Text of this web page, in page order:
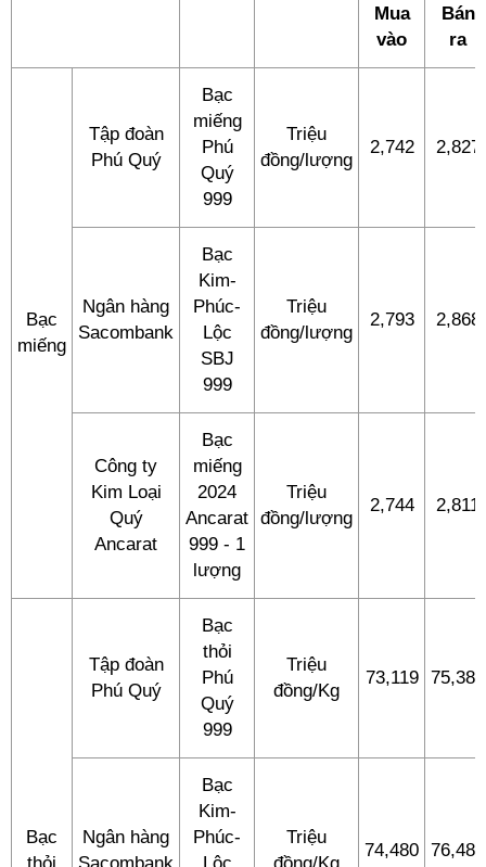
Mua
vào
Bán
ra
Bạc
miếng
Tập đoàn
Phú Quý
Bạc
miếng
Phú
Quý
999
Triệu
đồng/lượng
2,742 2,827
Ngân hàng
Sacombank
Bạc
Kim-
Phúc-
Lộc
SBJ
999
Triệu
đồng/lượng
2,793 2,868
Công ty
Kim Loại
Quý
Ancarat
Bạc
miếng
2024
Ancarat
999 - 1
lượng
Triệu
đồng/lượng
2,744 2,811
Bạc
Tập đoàn
Phú Quý
Bạc
thỏi
Phú
Quý
999
Triệu
đồng/Kg
73,119 75,386
Ngân hàng
Bạc
Kim-
Phúc-
Triệu
74,480 76,480